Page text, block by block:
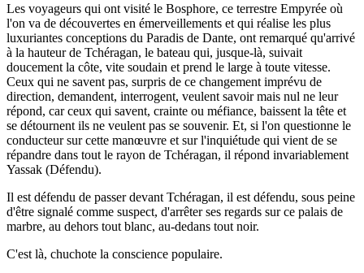
Les voyageurs qui ont visité le Bosphore, ce terrestre Empyrée où
l'on va de découvertes en émerveillements et qui réalise les plus
luxuriantes conceptions du Paradis de Dante, ont remarqué qu'arrivé
à la hauteur de Tchéragan, le bateau qui, jusque-là, suivait
doucement la côte, vite soudain et prend le large à toute vitesse.
Ceux qui ne savent pas, surpris de ce changement imprévu de
direction, demandent, interrogent, veulent savoir mais nul ne leur
répond, car ceux qui savent, crainte ou méfiance, baissent la tête et
se détournent ils ne veulent pas se souvenir. Et, si l'on questionne le
conducteur sur cette manœuvre et sur l'inquiétude qui vient de se
répandre dans tout le rayon de Tchéragan, il répond invariablement
Yassak (Défendu).
Il est défendu de passer devant Tchéragan, il est défendu, sous peine
d'être signalé comme suspect, d'arrêter ses regards sur ce palais de
marbre, au dehors tout blanc, au-dedans tout noir.
C'est là, chuchote la conscience populaire.